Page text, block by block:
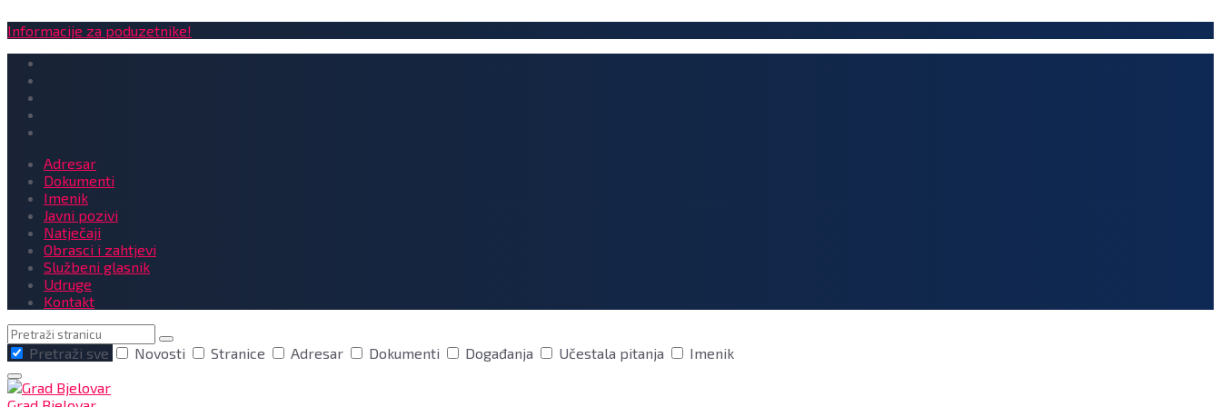
Informacije za poduzetnike!
Adresar
Dokumenti
Imenik
Javni pozivi
Natječaji
Obrasci i zahtjevi
Službeni glasnik
Udruge
Kontakt
Pretraga
Pretraži sve
Novosti Stranice Adresar Dokumenti Događanja Učestala pitanja Imenik